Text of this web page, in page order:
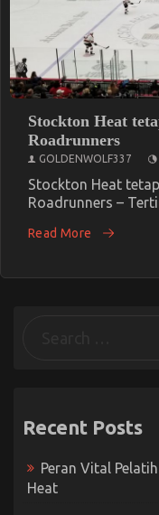
Stockton Heat
Roadrunners
GOLDENWOLF337
Stockton Heat
Roadrunners –
Read More
Recent Posts
Peran Vital
Heat